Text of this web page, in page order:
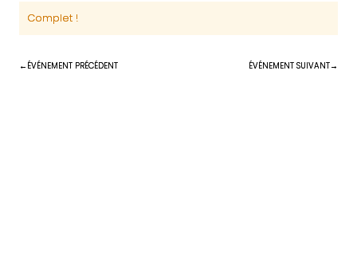
Complet !
ÉVÉNEMENT PRÉCÉDENT ÉVÉNEMENT SUIVANT